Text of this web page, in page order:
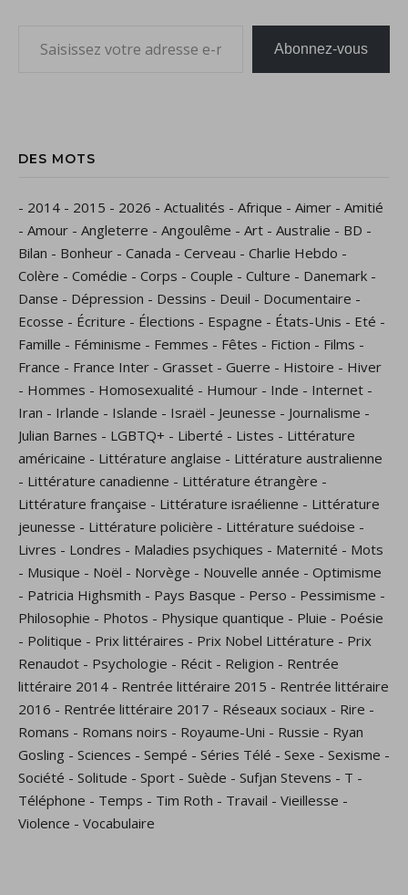
Abonnez-vous
DES MOTS
- 2014 - 2015 - 2026 - Actualités - Afrique - Aimer - Amitié
- Amour - Angleterre - Angoulême - Art - Australie - BD -
Bilan - Bonheur - Canada - Cerveau - Charlie Hebdo -
Colère - Comédie - Corps - Couple - Culture - Danemark -
Danse - Dépression - Dessins - Deuil - Documentaire -
Ecosse - Écriture - Élections - Espagne - États-Unis - Eté -
Famille - Féminisme - Femmes - Fêtes - Fiction - Films -
France - France Inter - Grasset - Guerre - Histoire - Hiver
- Hommes - Homosexualité - Humour - Inde - Internet -
Iran - Irlande - Islande - Israël - Jeunesse - Journalisme -
Julian Barnes - LGBTQ+ - Liberté - Listes - Littérature
américaine - Littérature anglaise - Littérature australienne
- Littérature canadienne - Littérature étrangère -
Littérature française - Littérature israélienne - Littérature
jeunesse - Littérature policière - Littérature suédoise -
Livres - Londres - Maladies psychiques - Maternité - Mots
- Musique - Noël - Norvège - Nouvelle année - Optimisme
- Patricia Highsmith - Pays Basque - Perso - Pessimisme -
Philosophie - Photos - Physique quantique - Pluie - Poésie
- Politique - Prix littéraires - Prix Nobel Littérature - Prix
Renaudot - Psychologie - Récit - Religion - Rentrée
littéraire 2014 - Rentrée littéraire 2015 - Rentrée littéraire
2016 - Rentrée littéraire 2017 - Réseaux sociaux - Rire -
Romans - Romans noirs - Royaume-Uni - Russie - Ryan
Gosling - Sciences - Sempé - Séries Télé - Sexe - Sexisme -
Société - Solitude - Sport - Suède - Sufjan Stevens - T -
Téléphone - Temps - Tim Roth - Travail - Vieillesse -
Violence - Vocabulaire